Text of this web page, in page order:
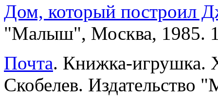
Дом, который построил
"Малыш", Москва, 1985.
Почта. Книжка-игрушка.
Скобелев.